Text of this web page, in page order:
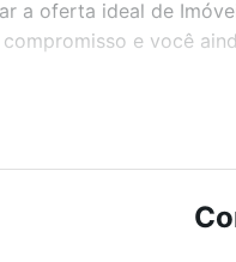
a oferta ideal de
e você
combinar
Ribeirão Preto,
venda em Jardim